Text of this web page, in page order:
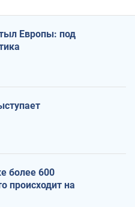
Европы: под
более 600
происходит на